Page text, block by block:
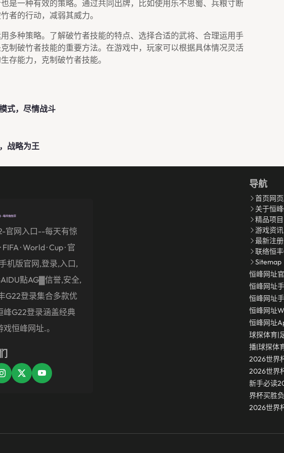
是一种有效的策略。通过共同出牌，比如使用乐不思蜀、兵粮寸断
者的行动，减弱其威力。
多种策略。了解破竹者技能的特点、选择合适的武将、合理运用手
制破竹者技能的重要方法。在游戏中，玩家可以根据具体情况灵活
存能力，克制破竹者技能。
式，尽情战斗
战略为王
官网入口--每天有惊
· World · Cup · 官
机版官网,登录,入口,
點AG▓信誉,安全,
g22登录集合多款优
峰g22登录涵盖经典
恒峰网址.。
导航
首页网
关于恒
精品项目
游戏资讯
最新注
联络恒
Sitemap
恒峰网址
恒峰网址
恒峰网址
恒峰网址
恒峰网址
球探体育|
播|球探体
2026世界
2026世界
新手必读
界杯买胜
2026世界